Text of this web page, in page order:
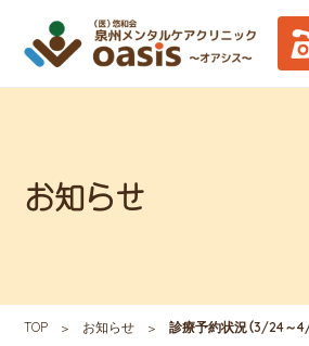
お知らせ
TOP お知らせ 診療予約状況（3/24～